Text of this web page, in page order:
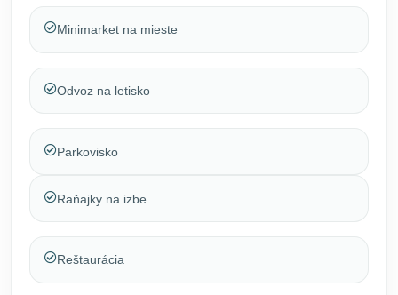
Minimarket na mieste
Odvoz na letisko
Parkovisko
Raňajky na izbe
Reštaurácia